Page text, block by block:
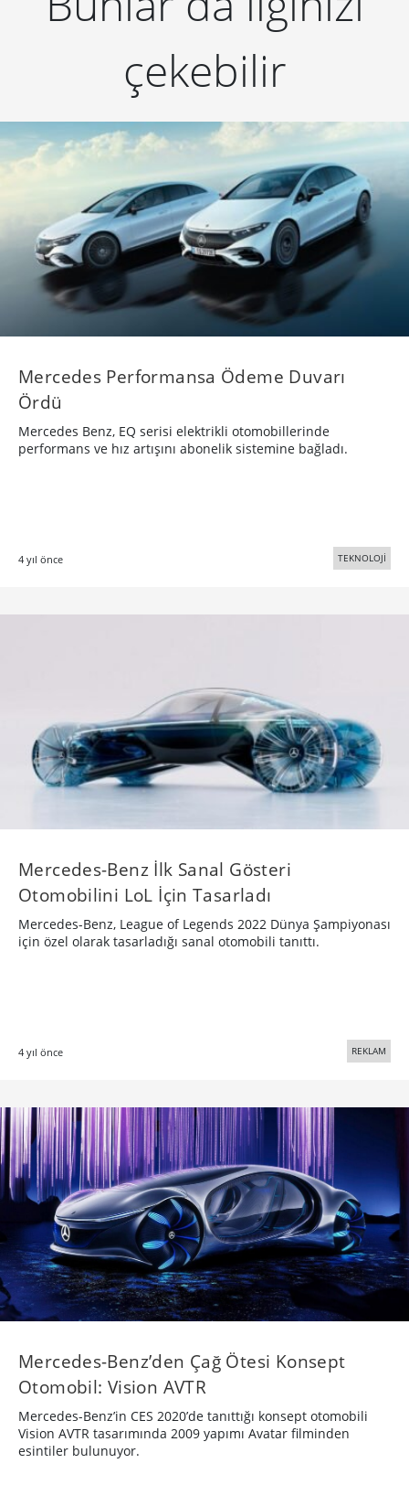
çekebilir
Mercedes Performansa Ödeme Duvarı
Ördü
Mercedes Benz, EQ serisi elektrikli otomobillerinde
performans ve hız artışını abonelik sistemine bağladı.
4 yıl önce TEKNOLOJİ
Mercedes-Benz İlk Sanal Gösteri
Otomobilini LoL İçin Tasarladı
Mercedes-Benz, League of Legends 2022 Dünya Şampiyonası
için özel olarak tasarladığı sanal otomobili tanıttı.
4 yıl önce REKLAM
Mercedes-Benz’den Çağ Ötesi Konsept
Otomobil: Vision AVTR
Mercedes-Benz’in CES 2020’de tanıttığı konsept otomobili
Vision AVTR tasarımında 2009 yapımı Avatar filminden
esintiler bulunuyor.